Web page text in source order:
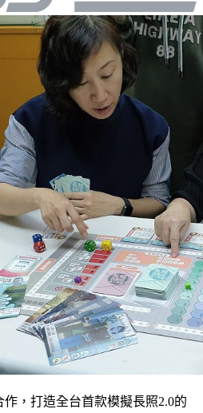
，打造全台首款模擬長照2.0的